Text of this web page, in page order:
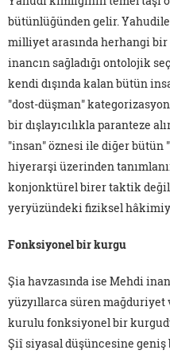
bütünlüğünden gelir.
milliyet arasında herhangi bir
inancın sağladığı ontolojik
kendi dışında kalan bütün
"dost-düşman"
bir dışlayıcılıkla paranteze
"insan" öznesi ile diğer bütün
hiyerarşi üzerinden
konjonktürel birer taktik değil,
yeryüzündeki fiziksel
Fonksiyonel bir kurgu
Şia havzasında ise Mehdi
yüzyıllarca süren
kurulu fonksiyonel bir
Şiî siyasal düşüncesine